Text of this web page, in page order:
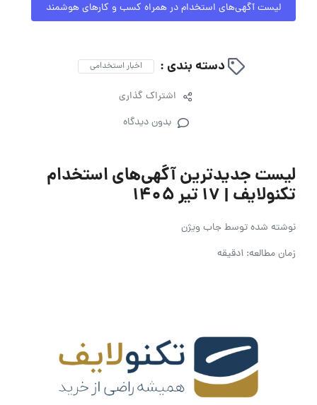
لیست آگهی‌های استخدام در همراه کسب و کارهای هوشمند
دسته بندی : اخبار استخدامی
اشتراک گذاری
بدون دیدگاه
لیست جدیدترین آگهی‌های استخدام
تکنولایف | ۱۷ تیر ۱۴۰۵
نوشته شده توسطجاب ویژن
زمان مطالعه: 1دقیقه